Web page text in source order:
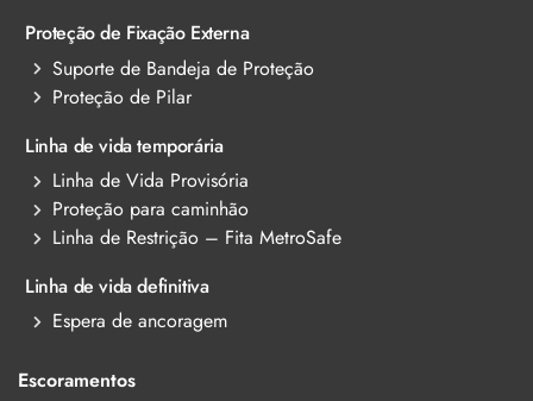
Proteção de Fixação Externa
Suporte de Bandeja de Proteção
Proteção de Pilar
Linha de vida temporária
Linha de Vida Provisória
Proteção para caminhão
Linha de Restrição – Fita MetroSafe
Linha de vida definitiva
Espera de ancoragem
Escoramentos